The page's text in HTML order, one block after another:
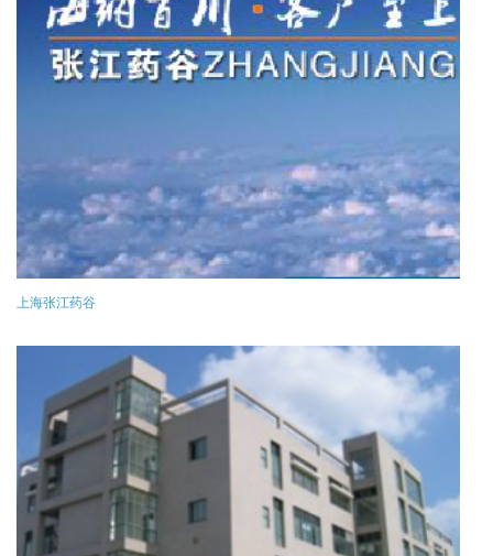
上海张江药谷